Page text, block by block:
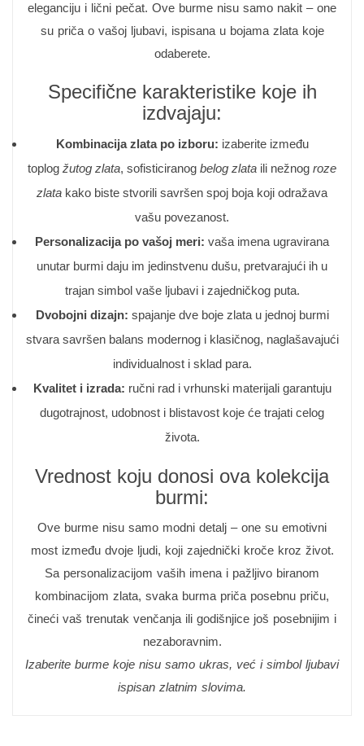
eleganciju i lični pečat. Ove burme nisu samo nakit – one
su priča o vašoj ljubavi, ispisana u bojama zlata koje
odaberete.
Specifične karakteristike koje ih
izdvajaju:
Kombinacija zlata po izboru: izaberite između
toplog žutog zlata, sofisticiranog belog zlata ili nežnog roze
zlata kako biste stvorili savršen spoj boja koji odražava
vašu povezanost.
Personalizacija po vašoj meri: vaša imena ugravirana
unutar burmi daju im jedinstvenu dušu, pretvarajući ih u
trajan simbol vaše ljubavi i zajedničkog puta.
Dvobojni dizajn: spajanje dve boje zlata u jednoj burmi
stvara savršen balans modernog i klasičnog, naglašavajući
individualnost i sklad para.
Kvalitet i izrada: ručni rad i vrhunski materijali garantuju
dugotrajnost, udobnost i blistavost koje će trajati celog
života.
Vrednost koju donosi ova kolekcija
burmi:
Ove burme nisu samo modni detalj – one su emotivni
most između dvoje ljudi, koji zajednički kroče kroz život.
Sa personalizacijom vaših imena i pažljivo biranom
kombinacijom zlata, svaka burma priča posebnu priču,
čineći vaš trenutak venčanja ili godišnjice još posebnijim i
nezaboravnim.
Izaberite burme koje nisu samo ukras, već i simbol ljubavi
ispisan zlatnim slovima.